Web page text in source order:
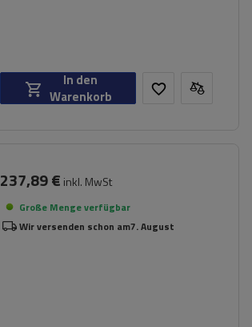
In den
Warenkorb
237,89 € inkl. MwSt
Große Menge verfügbar
Wir versenden schon am7. August